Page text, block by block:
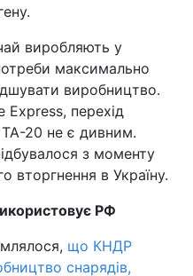
виробляють у
максимально
виробництво.
перехід
ТА-20 не є дивним.
з моменту
вторгнення в Україну.
РФ
що КНДР
снарядів,